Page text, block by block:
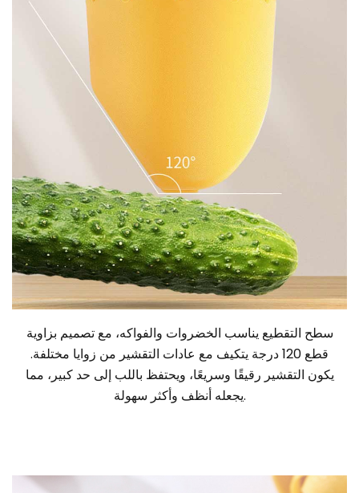
سطح التقطيع يناسب الخضروات والفواكه، مع تصميم بزاوية
قطع 120 درجة يتكيف مع عادات التقشير من زوايا مختلفة.
يكون التقشير رقيقًا وسريعًا، ويحتفظ باللب إلى حد كبير، مما
يجعله أنظف وأكثر سهولة.